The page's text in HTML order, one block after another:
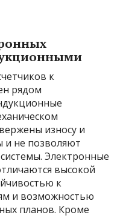
к
рядом
износу и
и не позволяют
Электронные
высокой
к
и возможностью
планов. Кроме